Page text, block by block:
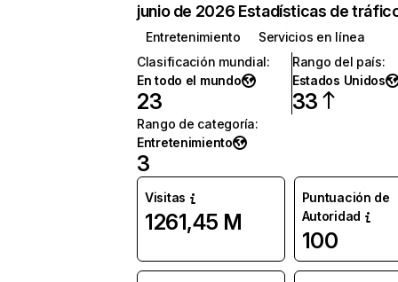
junio de 2026 Estadísticas de
Entretenimiento
Servicios en línea
Clasificación mundial:
En todo el mundo
23
Rango del país:
Estados Unidos
33
Rango de categoría:
Entretenimiento
3
Visitas
1261,45 M
Puntuación de
Autoridad
100